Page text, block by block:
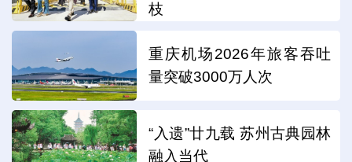
枝
重庆机场2026年旅客吞吐
量突破3000万人次
“入遗”廿九载 苏州古典园林
融入当代